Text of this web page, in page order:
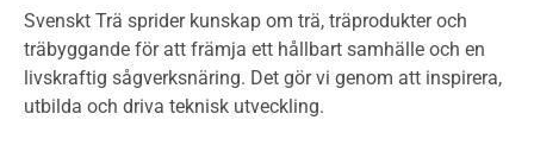
Miljödeklarationer och märkning
Termer och förkortningar
Planering
Svenskt Trä sprider kunskap om trä, träprodukter och
träbyggande för att främja ett hållbart samhälle och en
livskraftig sågverksnäring. Det gör vi genom att inspirera,
utbilda och driva teknisk utveckling.